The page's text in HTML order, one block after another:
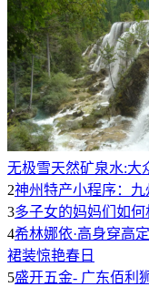
无极雪天然矿泉水:大
2神州特产小程序：
3多子女的妈妈们如何
4希林娜依·高身穿高
裙装惊艳春日
5盛开五金- 广东佰利